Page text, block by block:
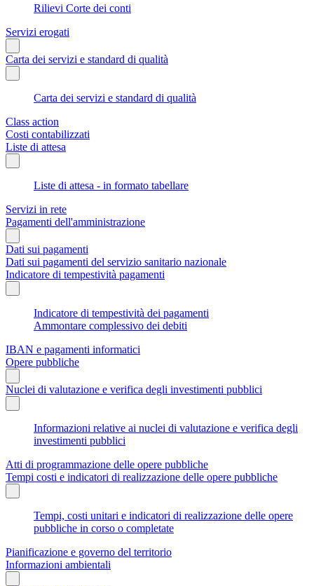
Rilievi Corte dei conti
Servizi erogati
Carta dei servizi e standard di qualità
Carta dei servizi e standard di qualità
Class action
Costi contabilizzati
Liste di attesa
Liste di attesa - in formato tabellare
Servizi in rete
Pagamenti dell'amministrazione
Dati sui pagamenti
Dati sui pagamenti del servizio sanitario nazionale
Indicatore di tempestività pagamenti
Indicatore di tempestività dei pagamenti
Ammontare complessivo dei debiti
IBAN e pagamenti informatici
Opere pubbliche
Nuclei di valutazione e verifica degli investimenti pubblici
Informazioni relative ai nuclei di valutazione e verifica degli
investimenti pubblici
Atti di programmazione delle opere pubbliche
Tempi costi e indicatori di realizzazione delle opere pubbliche
Tempi, costi unitari e indicatori di realizzazione delle opere
pubbliche in corso o completate
Pianificazione e governo del territorio
Informazioni ambientali